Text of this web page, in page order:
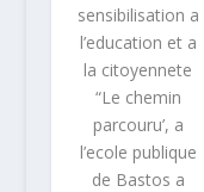
sensibilisation a
l’education et a
la citoyennete
“Le chemin
parcouru’, a
l’ecole publique
de Bastos a